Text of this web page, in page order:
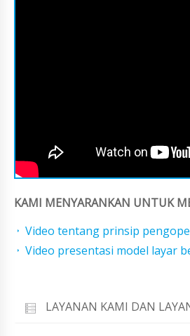
KAMI MENYARANKAN UNTUK
Video tentang prinsip
Video presentasi model layar
LAYANAN KAMI DAN